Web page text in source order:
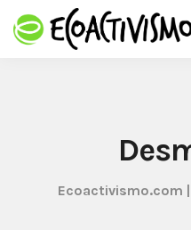
Ecoactivismo.com |